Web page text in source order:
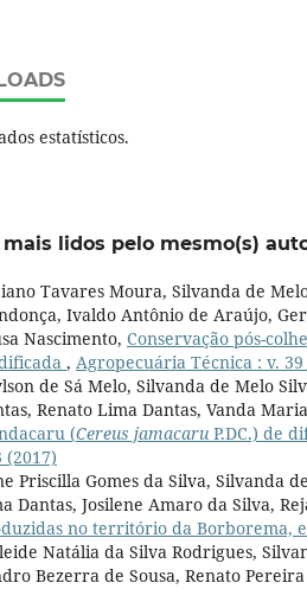
estatísticos.
lidos pelo mesmo(s)
Tavares Moura, Silvanda de
Ivaldo Antônio de Araújo,
Nascimento, Conservação pós-
, Agropecuária Técnica : v. 39
de Sá Melo, Silvanda de Melo
Renato Lima Dantas, Vanda
(Cereus jamacaru P.DC.) de
(2017)
Priscilla Gomes da Silva, Silvanda
Dantas, Josilene Amaro da Silva,
no território da Borborema,
Natália da Silva Rodrigues,
Bezerra de Sousa, Renato